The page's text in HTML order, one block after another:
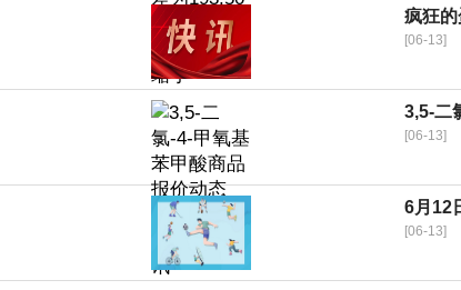
疯狂
[06-13]
3,5-二
[06-13]
6月12
[06-13]